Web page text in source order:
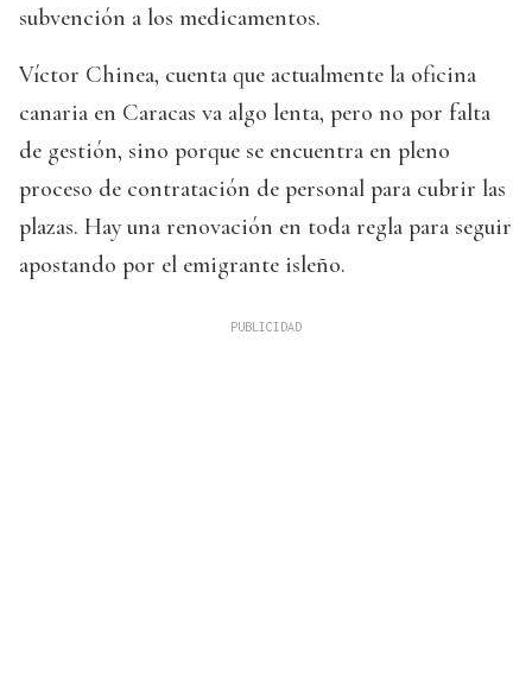
subvención a los medicamentos.
Víctor Chinea, cuenta que actualmente la oficina
canaria en Caracas va algo lenta, pero no por falta
de gestión, sino porque se encuentra en pleno
proceso de contratación de personal para cubrir las
plazas. Hay una renovación en toda regla para seguir
apostando por el emigrante isleño.